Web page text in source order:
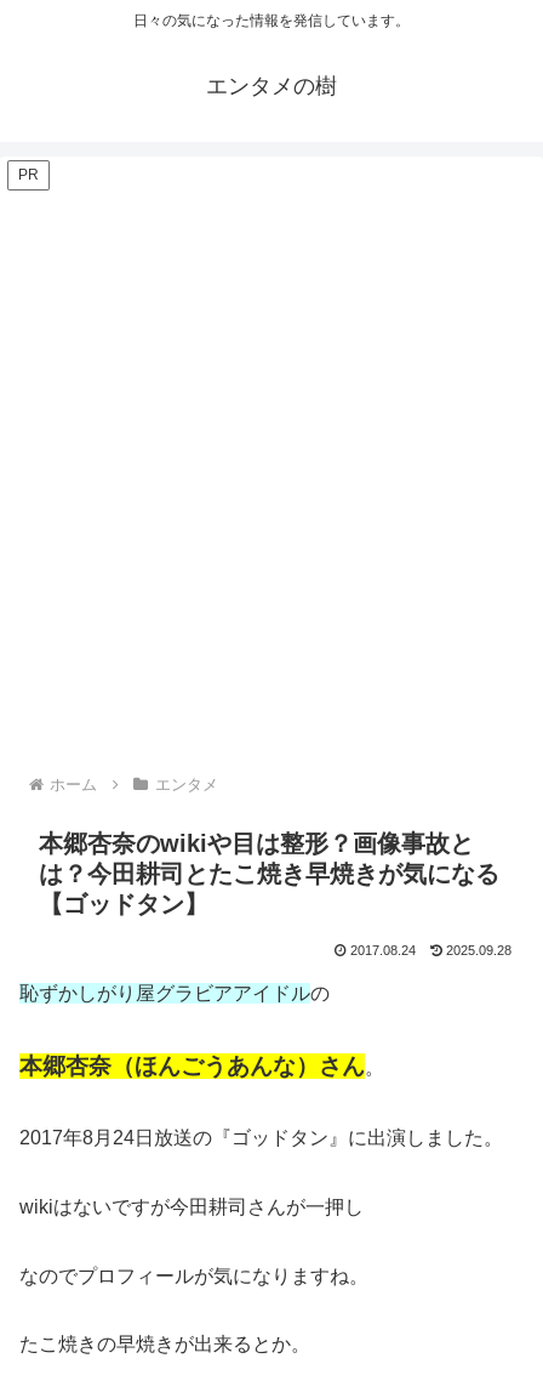
日々の気になった情報を発信しています。
エンタメの樹
PR
ホーム エンタメ
本郷杏奈のwikiや目は整形？画像事故と
は？今田耕司とたこ焼き早焼きが気になる
【ゴッドタン】
2017.08.24 2025.09.28
恥ずかしがり屋グラビアアイドルの
本郷杏奈（ほんごうあんな）さん。
2017年8月24日放送の『ゴッドタン』に出演しました。
wikiはないですが今田耕司さんが一押し
なのでプロフィールが気になりますね。
たこ焼きの早焼きが出来るとか。